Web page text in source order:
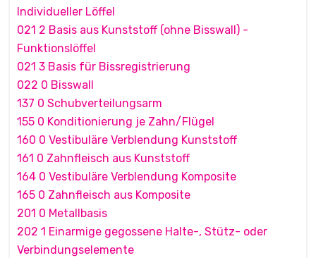
Individueller Löffel
021 2 Basis aus Kunststoff (ohne Bisswall) -
Funktionslöffel
021 3 Basis für Bissregistrierung
022 0 Bisswall
137 0 Schubverteilungsarm
155 0 Konditionierung je Zahn/Flügel
160 0 Vestibuläre Verblendung Kunststoff
161 0 Zahnfleisch aus Kunststoff
164 0 Vestibuläre Verblendung Komposite
165 0 Zahnfleisch aus Komposite
201 0 Metallbasis
202 1 Einarmige gegossene Halte-, Stütz- oder
Verbindungselemente